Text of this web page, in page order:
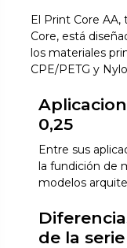
El Print Core
Core, está
los materiales
CPE/PETG y
0,25
Entre sus
la fundición de
modelos
de la